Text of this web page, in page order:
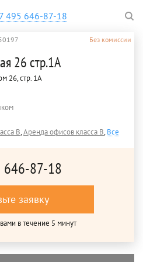
495 646-87-18
Без комиссии
26 стр.1А
26, стр. 1А
B,Аренда офисов класса B,Все
646-87-18
заявку
в течение 5 минут